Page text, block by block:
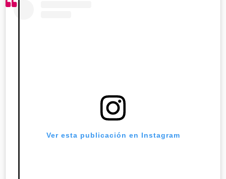
Ver esta publicación en Instagram